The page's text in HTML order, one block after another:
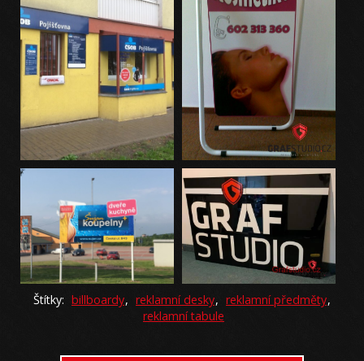
Štítky: billboardy, reklamní desky, reklamní předměty,
reklamní tabule